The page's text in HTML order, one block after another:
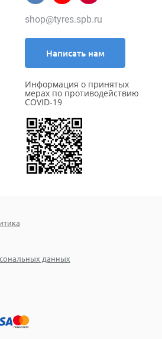
shop@tyres.spb.ru
Написать нам
Информация о принятых
мерах по противодействию
COVID-19
данных